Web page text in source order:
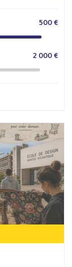
500 €
2 000 €